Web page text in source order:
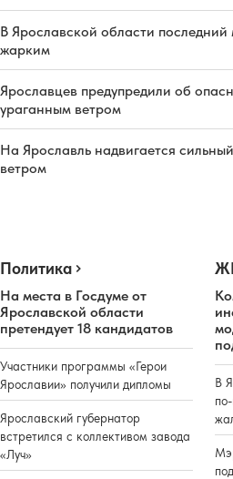
В Ярославской области последний
жарким
Ярославцев предупредили об
ураганным ветром
На Ярославль надвигается
ветром
Политика
На места в Госдуме от
Ярославской области
претендует 18 кандидатов
Участники программы «Герои
Ярославии» получили дипломы
Ярославский губернатор
встретился с коллективом завода
«Луч»
В